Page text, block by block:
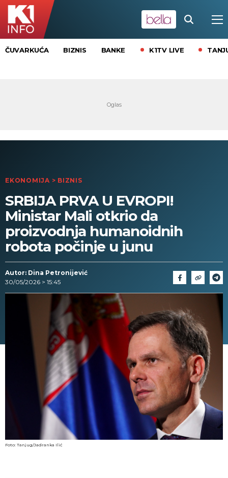
ČUVARKUĆA BIZNIS BANKE K1TV LIVE
EKONOMIJA > BIZNIS
SRBIJA PRVA U EVROPI!
Ministar Mali otkrio da
proizvodnja humanoidnih
robota počinje u junu
Autor: Dina Petronijević
30/05/2026 > 15:45
Foto: Tanjug/Jadranka Ilić